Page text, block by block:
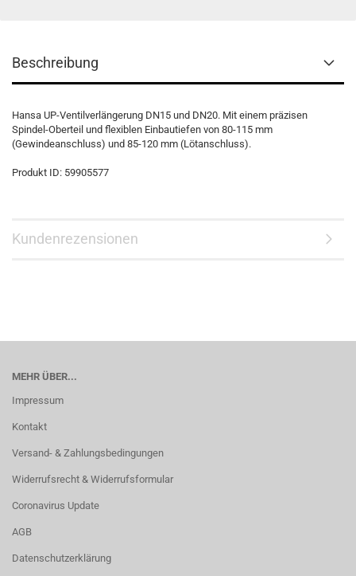
Beschreibung
Hansa UP-Ventilverlängerung DN15 und DN20. Mit einem präzisen
Spindel-Oberteil und flexiblen Einbautiefen von 80-115 mm
(Gewindeanschluss) und 85-120 mm (Lötanschluss).
Produkt ID: 59905577
Kundenrezensionen
MEHR ÜBER...
Impressum
Kontakt
Versand- & Zahlungsbedingungen
Widerrufsrecht & Widerrufsformular
Coronavirus Update
AGB
Datenschutzerklärung